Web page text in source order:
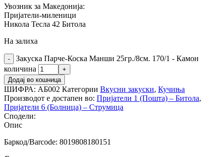
Увозник за Македонија:
Пријатели-миленици
Никола Тесла 42 Битола
На залиха
Закуска Парче-Коска Манши 25гр./8см. 170/1 - Камон
количина
Додај во кошница
ШИФРА: АБ002 Категории Вкусни закуски, Кучиња
Производот е достапен во: Пријатели 1 (Пошта) – Битола,
Пријатели 6 (Болница) – Струмица
Сподели:
Опис
Баркод/Barcode: 8019808180151